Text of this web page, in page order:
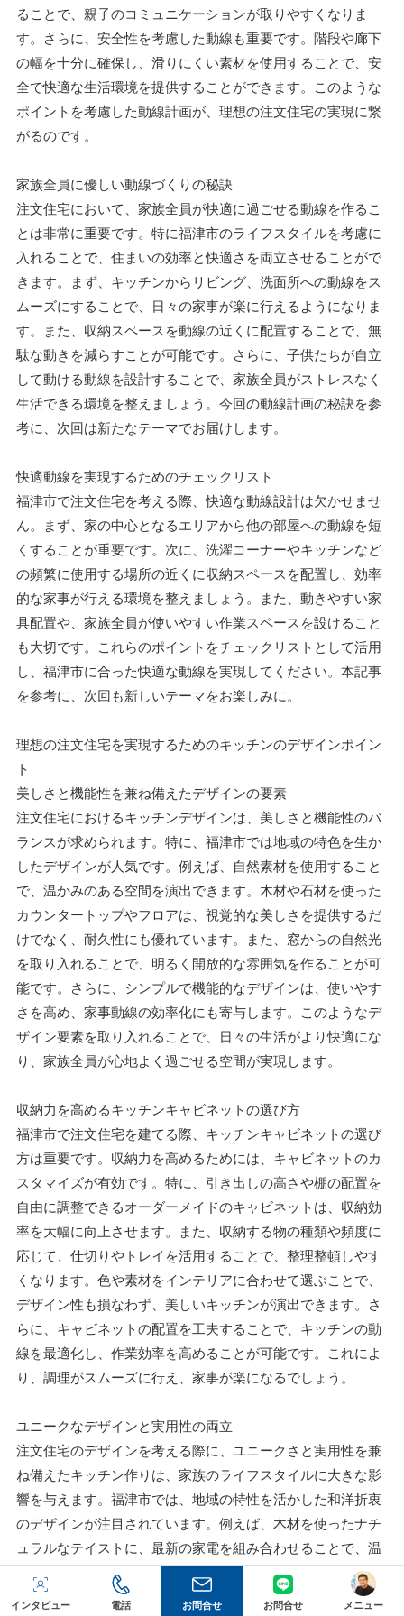
ることで、親子のコミュニケーションが取りやすくなりま
す。さらに、安全性を考慮した動線も重要です。階段や廊下
の幅を十分に確保し、滑りにくい素材を使用することで、安
全で快適な生活環境を提供することができます。このような
ポイントを考慮した動線計画が、理想の注文住宅の実現に繋
がるのです。
家族全員に優しい動線づくりの秘訣
注文住宅において、家族全員が快適に過ごせる動線を作るこ
とは非常に重要です。特に福津市のライフスタイルを考慮に
入れることで、住まいの効率と快適さを両立させることがで
きます。まず、キッチンからリビング、洗面所への動線をス
ムーズにすることで、日々の家事が楽に行えるようになりま
す。また、収納スペースを動線の近くに配置することで、無
駄な動きを減らすことが可能です。さらに、子供たちが自立
して動ける動線を設計することで、家族全員がストレスなく
生活できる環境を整えましょう。今回の動線計画の秘訣を参
考に、次回は新たなテーマでお届けします。
快適動線を実現するためのチェックリスト
福津市で注文住宅を考える際、快適な動線設計は欠かせませ
ん。まず、家の中心となるエリアから他の部屋への動線を短
くすることが重要です。次に、洗濯コーナーやキッチンなど
の頻繁に使用する場所の近くに収納スペースを配置し、効率
的な家事が行える環境を整えましょう。また、動きやすい家
具配置や、家族全員が使いやすい作業スペースを設けること
も大切です。これらのポイントをチェックリストとして活用
し、福津市に合った快適な動線を実現してください。本記事
を参考に、次回も新しいテーマをお楽しみに。
理想の注文住宅を実現するためのキッチンのデザインポイン
ト
美しさと機能性を兼ね備えたデザインの要素
注文住宅におけるキッチンデザインは、美しさと機能性のバ
ランスが求められます。特に、福津市では地域の特色を生か
したデザインが人気です。例えば、自然素材を使用すること
で、温かみのある空間を演出できます。木材や石材を使った
カウンタートップやフロアは、視覚的な美しさを提供するだ
けでなく、耐久性にも優れています。また、窓からの自然光
を取り入れることで、明るく開放的な雰囲気を作ることが可
能です。さらに、シンプルで機能的なデザインは、使いやす
さを高め、家事動線の効率化にも寄与します。このようなデ
ザイン要素を取り入れることで、日々の生活がより快適にな
り、家族全員が心地よく過ごせる空間が実現します。
収納力を高めるキッチンキャビネットの選び方
福津市で注文住宅を建てる際、キッチンキャビネットの選び
方は重要です。収納力を高めるためには、キャビネットのカ
スタマイズが有効です。特に、引き出しの高さや棚の配置を
自由に調整できるオーダーメイドのキャビネットは、収納効
率を大幅に向上させます。また、収納する物の種類や頻度に
応じて、仕切りやトレイを活用することで、整理整頓しやす
くなります。色や素材をインテリアに合わせて選ぶことで、
デザイン性も損なわず、美しいキッチンが演出できます。さ
らに、キャビネットの配置を工夫することで、キッチンの動
線を最適化し、作業効率を高めることが可能です。これによ
り、調理がスムーズに行え、家事が楽になるでしょう。
ユニークなデザインと実用性の両立
注文住宅のデザインを考える際に、ユニークさと実用性を兼
ね備えたキッチン作りは、家族のライフスタイルに大きな影
響を与えます。福津市では、地域の特性を活かした和洋折衷
のデザインが注目されています。例えば、木材を使ったナチ
ュラルなテイストに、最新の家電を組み合わせることで、温
かみと機能性を両立させた空間が実現できます。また、キッ
チンアイランドを中心に据えたレイアウトは、家族のコミュ
インタビュー 電話 お問合せ お問合せ メニュー